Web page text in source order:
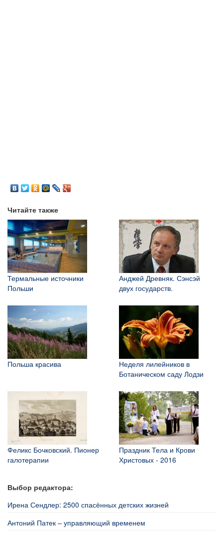
Читайте также
Термальные источники
Польши
Анджей Древняк. Сэнсэй
двух государств.
Польша красива
Неделя лилейников в
Ботаническом саду Лодзи
Феликс Бочковский. Пионер
галотерапии
Праздник Тела и Крови
Христовых - 2016
Выбор редактора:
Ирена Сендлер: 2500 спасённых детских жизней
Антоний Патек – управляющий временем